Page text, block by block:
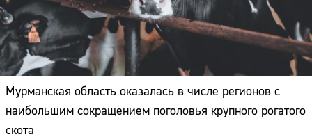
Мурманская область оказалась в числе регионов с
наибольшим сокращением поголовья крупного рогатого
скота